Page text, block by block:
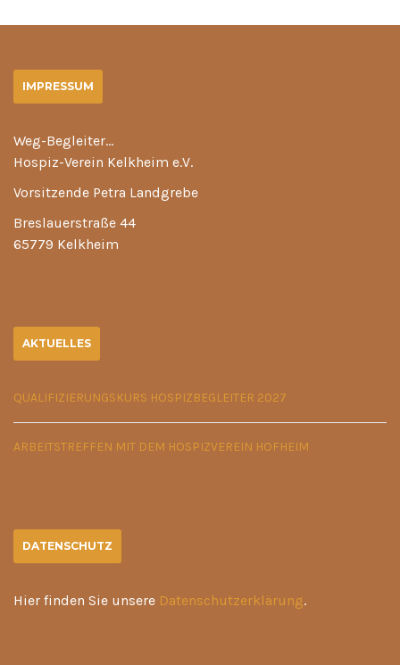
IMPRESSUM
Weg-Begleiter…
Hospiz-Verein Kelkheim e.V.
Vorsitzende Petra Landgrebe
Breslauerstraße 44
65779 Kelkheim
AKTUELLES
QUALIFIZIERUNGSKURS HOSPIZBEGLEITER 2027
ARBEITSTREFFEN MIT DEM HOSPIZVEREIN HOFHEIM
DATENSCHUTZ
Hier finden Sie unsere Datenschutzerklärung.